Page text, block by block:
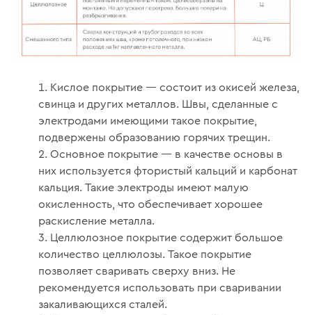
Кислое покрытие — состоит из окисей железа,
свинца и других металлов. Швы, сделанные с
электродами имеющими такое покрытие,
подвержены образованию горячих трещин.
Основное покрытие — в качестве основы в
них используется фтористый кальций и карбонат
кальция. Такие электроды имеют малую
окисленность, что обеспечивает хорошее
раскисление металла.
Целлюлозное покрытие содержит большое
количество целлюлозы. Такое покрытие
позволяет сваривать сверху вниз. Не
рекомендуется использовать при сваривании
закаливающихся сталей.